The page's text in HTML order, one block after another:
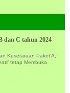
dan C tahun 2024
Kesetaraan Paket A,
tetap Membuka